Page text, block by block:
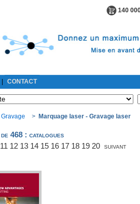
140
CONTACT
> Marquage laser - Gravage laser
468: catalogues
11 12 13 14 15 16 17 18 19 20 suivant